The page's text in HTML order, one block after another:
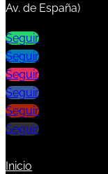
Av. de España)
Seguir
Seguir
Seguir
Seguir
Seguir
Seguir
Inicio